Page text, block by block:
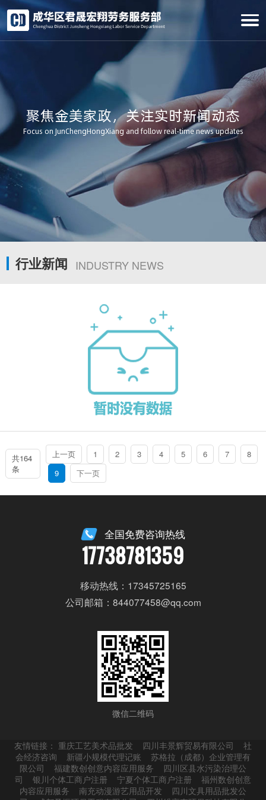
聚焦金美家政，关注实时新闻动态
Focus on JunChengHongXiang and follow real-time news updates
行业新闻 INDUSTRY NEWS
共164
条
上一页 1 2 3 4 5 6 7
8
9
下一页
全国免费咨询热线
17738781359
移动热线：17345725165
公司邮箱：844077458@qq.com
微信二维码
友情链接：重庆工艺美术品批发 四川丰景辉贸易有限公司
社
会经济咨询
新疆小规模代理记账
苏格拉（成都）企业管理有
限公司
福建数创创意内容应用服务
四川区县水污染治理公
司
银川个体工商户注册 宁夏个体工商户注册
福州数创创意
内容应用服务
南充动漫游艺用品开发
四川文具用品批发公